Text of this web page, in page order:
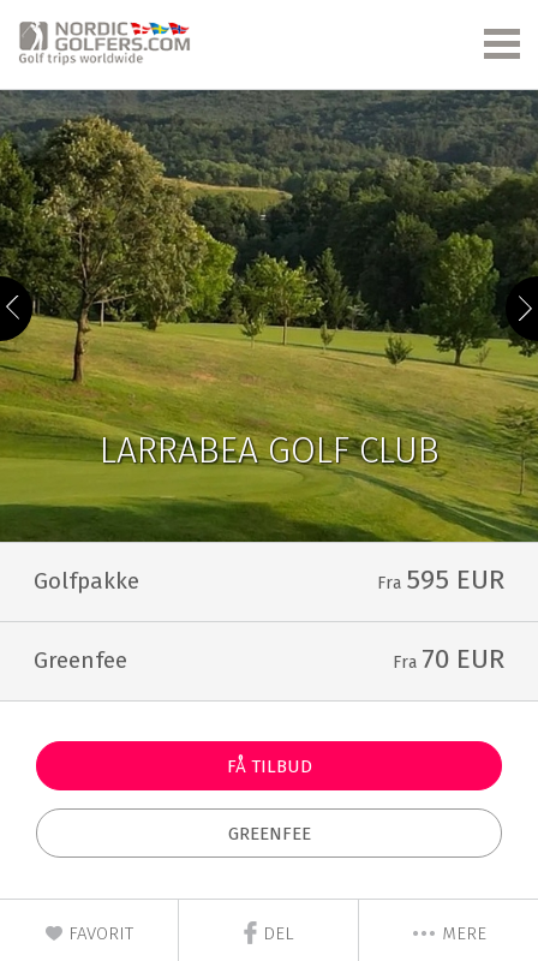
LARRABEA GOLF CLUB
Golfpakke Fra 595 EUR
Greenfee Fra 70 EUR
FÅ TILBUD
GREENFEE
FAVORIT DEL MERE